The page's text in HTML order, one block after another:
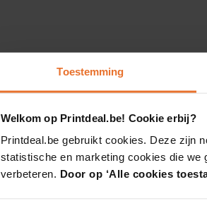
Toestemming
Welkom op Printdeal.be! Cookie erbij?
Printdeal.be gebruikt cookies. Deze zijn
statistische en marketing cookies die we
verbeteren. Door op ‘Alle cookies